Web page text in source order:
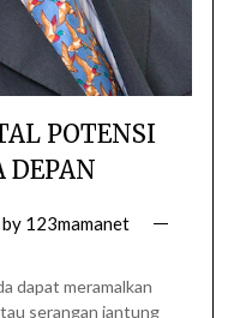
POTENSI
DEPAN
by 123mamanet
dapat meramalkan
serangan jantung